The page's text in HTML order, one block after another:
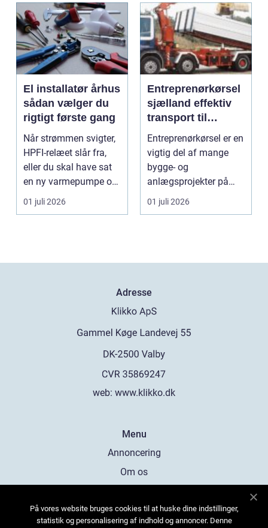
El installatør århus
sådan vælger du
rigtigt første gang
Når strømmen svigter,
HPFI-relæet slår fra,
eller du skal have sat
en ny varmepumpe op,
er en profes...
01 juli 2026
Entreprenørkørsel
sjælland effektiv
transport til
bygge- og
anlægsopgaver
Entreprenørkørsel er en
vigtig del af mange
bygge- og
anlægsprojekter på
Sjælland. Når jord skal
fly...
01 juli 2026
Adresse
web: www.klikko.dk
Menu
Annoncering
Om os
Kontakt os
På vores website bruges cookies til at huske dine indstillinger,
statistik og personalisering af indhold og annoncer. Denne